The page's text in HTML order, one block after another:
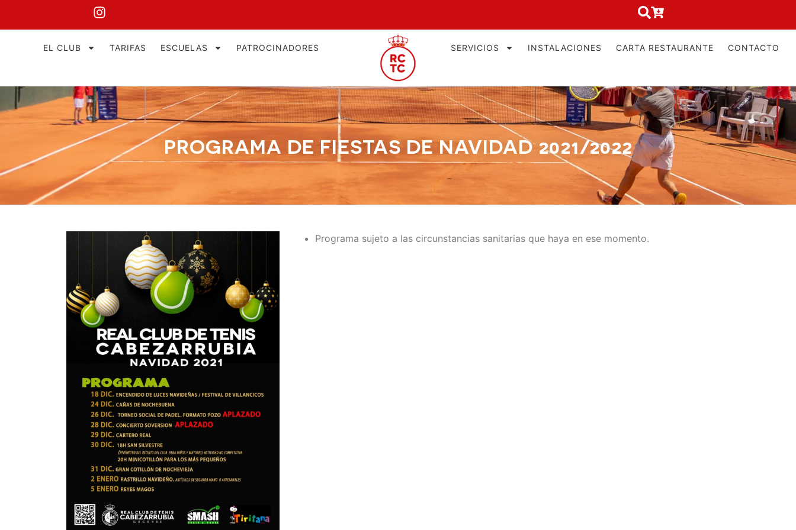
EL CLUB TARIFAS ESCUELAS PATROCINADORES SERVICIOS INSTALACIONES CARTA RESTAURANTE CONTACTO
PROGRAMA DE FIESTAS DE NAVIDAD 2021/2022
Programa sujeto a las circunstancias sanitarias que haya en ese momento.